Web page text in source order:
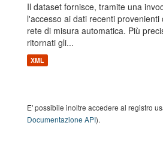
Il dataset fornisce, tramite una
l'accesso ai dati recenti provenienti
rete di misura automatica. Più
ritornati gli...
XML
E' possibile inoltre accedere al registro
Documentazione API).